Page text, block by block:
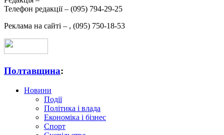
Телефон редакції – (095) 794-29-25
Реклама на сайті – , (095) 750-18-53
Полтавщина:
Новини
Події
Політика і влада
Економіка і бізнес
Спорт